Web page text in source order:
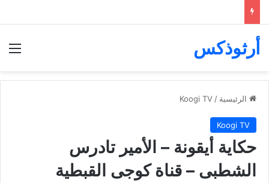
أرثوذكس
الرئيسية /
Koogi TV
Koogi TV
حكاية أيقونة – الأمير تادرس
الشطبى – قناة كوجى القبطية